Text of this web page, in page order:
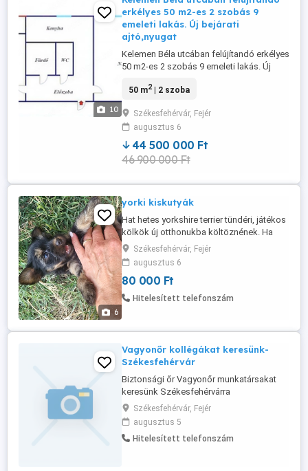
10
erkélyes 50 m2-es 2 szobás 9
emeleti lakás. Új bejárati
ajtó,nyugat
Kelemen Béla utcában felújítandó erkélyes
50 m2-es 2 szobás 9 emeleti lakás. Új
gyorsan költőzhető üres állapotú lakás.
tavakra és a Vértesre. Építés éve:1986
Parkolás ingyenes, panelprogram
megvolt, közös költség 7500 hó Irányár
Az ...
50 m2| 2 szoba
Székesfehérvár, Fejér
augusztus 6
44 500 000 Ft
46 900 000 Ft
6
yorki kiskutyák
Hat hetes yorkshire terrier tündéri, játékos
kölkök új otthonukba költöznének. Ha
régóta vágytál egy hűséges, szeretnivaló
kis társra, most itt a lehetőség!1fiú és
1lány 80.000ft db Érdeklődni:
Székesfehérvár
Székesfehérvár, Fejér
augusztus 6
80 000 Ft
Hitelesített telefonszám
Vagyonőr kollégákat keresünk-
Székesfehérvár
Biztonsági őr Vagyonőr munkatársakat
keresünk Székesfehérvárra
Székesfehérvári építkezéseinkre
keresünk megbízható, önálló
munkavégzésre képes vagyonőr
kollégákat hosszú távra. Választható
Székesfehérvár, Fejér
augusztus 5
Hitelesített telefonszám